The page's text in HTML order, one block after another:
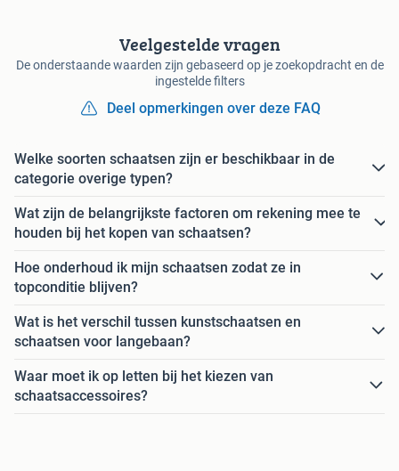
Veelgestelde vragen
De onderstaande waarden zijn gebaseerd op je zoekopdracht en de
ingestelde filters
Deel opmerkingen over deze FAQ
Welke soorten schaatsen zijn er beschikbaar in de
categorie overige typen?
Wat zijn de belangrijkste factoren om rekening mee te
houden bij het kopen van schaatsen?
Hoe onderhoud ik mijn schaatsen zodat ze in
topconditie blijven?
Wat is het verschil tussen kunstschaatsen en
schaatsen voor langebaan?
Waar moet ik op letten bij het kiezen van
schaatsaccessoires?